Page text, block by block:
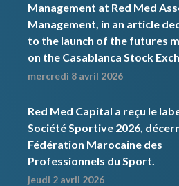
Management at Red Med
Management, in an article
to the launch of the futures
on the Casablanca Stock
mercredi 8 avril 2026
Red Med Capital a reçu le
Société Sportive 2026,
Fédération Marocaine des
Professionnels du Sport.
jeudi 2 avril 2026